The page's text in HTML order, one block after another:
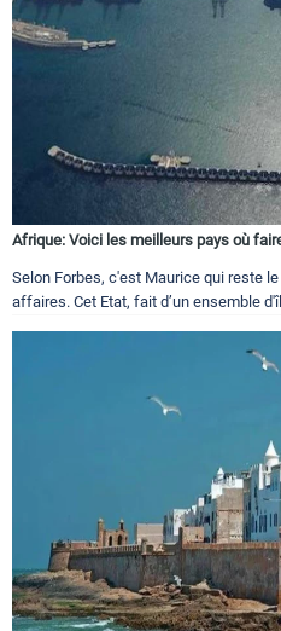
Afrique: Voici les meilleurs pays où
Selon Forbes, c'est Maurice qui reste
affaires. Cet Etat, fait d’un ensemble